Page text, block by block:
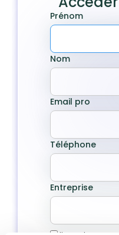
Prénom
Nom
Email pro
Téléphone
Entreprise